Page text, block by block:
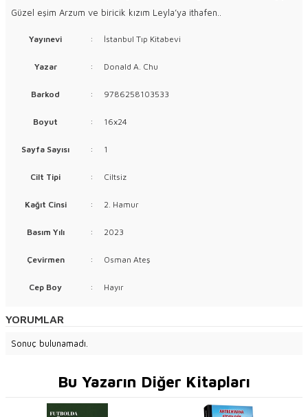
Güzel eşim Arzum ve biricik kızım Leyla’ya ithafen..
Yayınevi : İstanbul Tıp Kitabevi
Yazar : Donald A. Chu
Barkod : 9786258103533
Boyut : 16x24
Sayfa Sayısı : 1
Cilt Tipi : Ciltsiz
Kağıt Cinsi : 2. Hamur
Basım Yılı : 2023
Çevirmen : Osman Ateş
Cep Boy : Hayır
YORUMLAR
Sonuç bulunamadı.
Bu Yazarın Diğer Kitapları